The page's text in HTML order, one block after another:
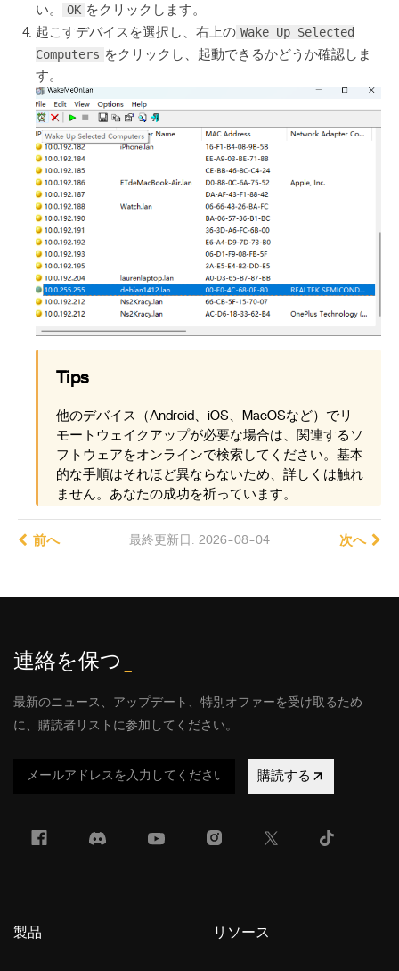
い。
OK をクリックします。
起こすデバイスを選択し、右上の Wake Up Selected
Computers をクリックし、起動できるかどうか確認しま
す。
Tips
他のデバイス（Android、iOS、MacOSなど）でリ
モートウェイクアップが必要な場合は、関連するソ
フトウェアをオンラインで検索してください。基本
的な手順はそれほど異ならないため、詳しくは触れ
ません。あなたの成功を祈っています。
最終更新日: 2026-08-04
前へ 次へ
連絡を保つ
最新のニュース、アップデート、特別オファーを受け取るため
に、購読者リストに参加してください。
購読する
製品 リソース